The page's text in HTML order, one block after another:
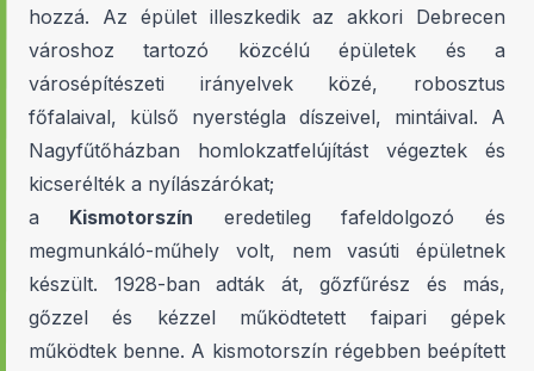
hozzá. Az épület illeszkedik az akkori Debrecen
városhoz tartozó közcélú épületek és a
városépítészeti irányelvek közé, robosztus
főfalaival, külső nyerstégla díszeivel, mintáival. A
Nagyfűtőházban homlokzatfelújítást végeztek és
kicserélték a nyílászárókat;
a Kismotorszín eredetileg fafeldolgozó és
megmunkáló-műhely volt, nem vasúti épületnek
készült. 1928-ban adták át, gőzfűrész és más,
gőzzel és kézzel működtetett faipari gépek
működtek benne. A kismotorszín régebben beépített